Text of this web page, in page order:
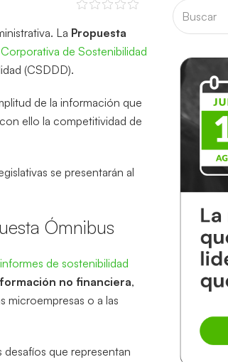
La Propuesta
de Sostenibilidad
(CSDDD).
de la información que
ello la competitividad de
se presentarán al
Ómnibus
de sostenibilidad
no financiera,
microempresas o a las
desafíos que representan
Buscar